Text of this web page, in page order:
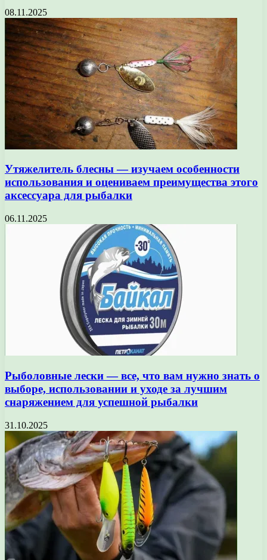
08.11.2025
Утяжелитель блесны — изучаем особенности
использования и оцениваем преимущества этого
аксессуара для рыбалки
06.11.2025
Рыболовные лески — все, что вам нужно знать о
выборе, использовании и уходе за лучшим
снаряжением для успешной рыбалки
31.10.2025